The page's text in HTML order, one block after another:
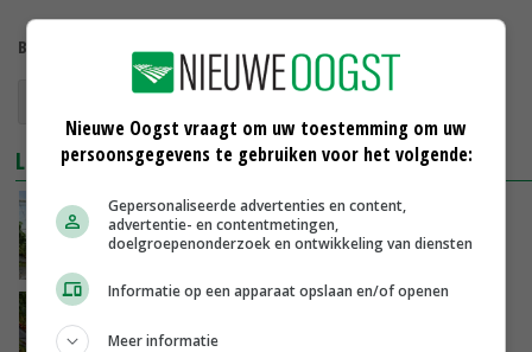
Bekijk meer over:
ledverlichting
LEES OOK
Nederlanders eten steeds meer aardbeien
Nieuwe Oogst vraagt om uw toestemming om uw
persoonsgegevens te gebruiken voor het volgende:
Gepersonaliseerde advertenties en content,
advertentie- en contentmetingen,
doelgroepenonderzoek en ontwikkeling van diensten
Informatie op een apparaat opslaan en/of openen
Meer informatie